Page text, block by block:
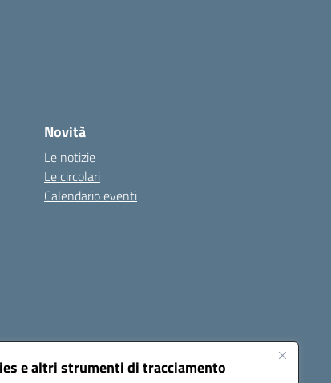
e altri strumenti di tracciamento
Novità
Le notizie
Le circolari
Calendario eventi